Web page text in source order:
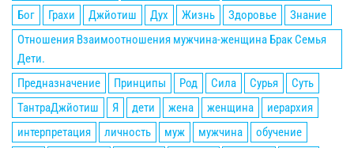
Бог
Грахи Джйотиш Дух Жизнь Здоровье
Знание
Отношения Взаимоотношения мужчина-женщина Брак Семья
Дети.
Предназначение
Принципы Род Сила Сурья
Суть
ТантраДжйотиш
Я дети жена женщина
иерархия
интерпретация
личность муж мужчина
обучение